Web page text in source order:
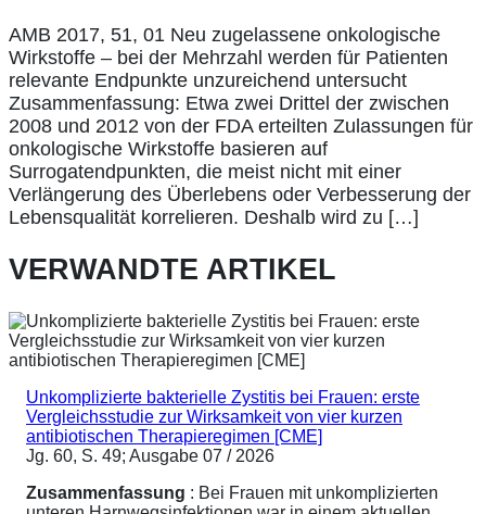
AMB 2017, 51, 01 Neu zugelassene onkologische
Wirkstoffe – bei der Mehrzahl werden für Patienten
relevante Endpunkte unzureichend untersucht
Zusammenfassung: Etwa zwei Drittel der zwischen
2008 und 2012 von der FDA erteilten Zulassungen für
onkologische Wirkstoffe basieren auf
Surrogatendpunkten, die meist nicht mit einer
Verlängerung des Überlebens oder Verbesserung der
Lebensqualität korrelieren. Deshalb wird zu […]
VERWANDTE ARTIKEL
Unkomplizierte bakterielle Zystitis bei Frauen: erste
Vergleichsstudie zur Wirksamkeit von vier kurzen
antibiotischen Therapieregimen [CME]
Jg. 60, S. 49; Ausgabe 07 / 2026
Zusammenfassung : Bei Frauen mit unkomplizierten